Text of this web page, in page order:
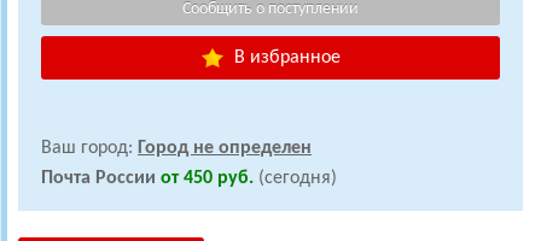
В избранное
Ваш город: Город не определен
Почта России от 450 руб. (сегодня)